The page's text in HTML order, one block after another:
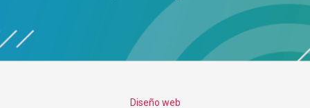
Categories
Diseño web